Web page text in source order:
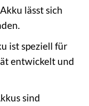
lässt sich
ist speziell für
entwickelt und
sind